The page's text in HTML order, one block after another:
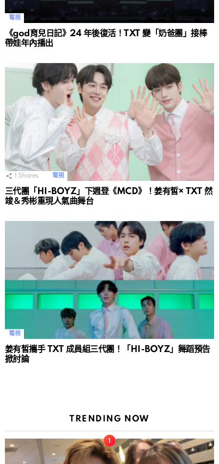
電視
《god育兒日記》24 年後復活！TXT 變「奶爸團」接棒
帶娃年內播出
Shares 電視
三代團「HI-BOYZ」下週登《MCD》！姜有皙× TXT 然
竣＆秀彬重現人氣曲舞台
電視
姜有皙攜手 TXT 成員組三代團！「HI-BOYZ」舞蹈預告
掀討論
TRENDING NOW